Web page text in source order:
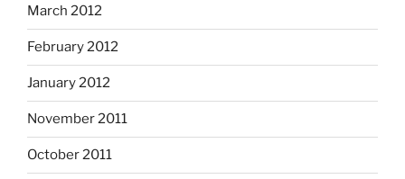
March 2012
February 2012
January 2012
November 2011
October 2011